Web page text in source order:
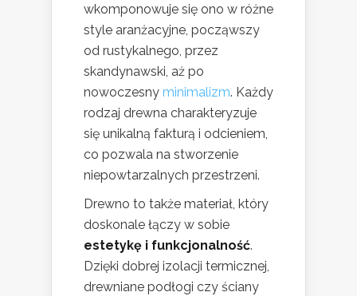
wkomponowuje się ono w różne
style aranżacyjne, począwszy
od rustykalnego, przez
skandynawski, aż po
nowoczesny minimalizm. Każdy
rodzaj drewna charakteryzuje
się unikalną fakturą i odcieniem,
co pozwala na stworzenie
niepowtarzalnych przestrzeni.
Drewno to także materiał, który
doskonale łączy w sobie
estetykę i funkcjonalność.
Dzięki dobrej izolacji termicznej,
drewniane podłogi czy ściany